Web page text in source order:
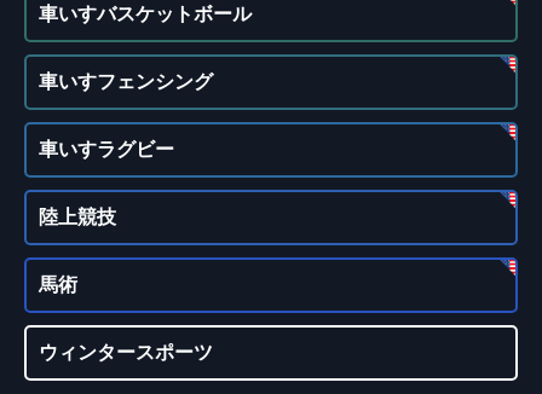
車いすバスケットボール
車いすフェンシング
車いすラグビー
陸上競技
馬術
ウィンタースポーツ